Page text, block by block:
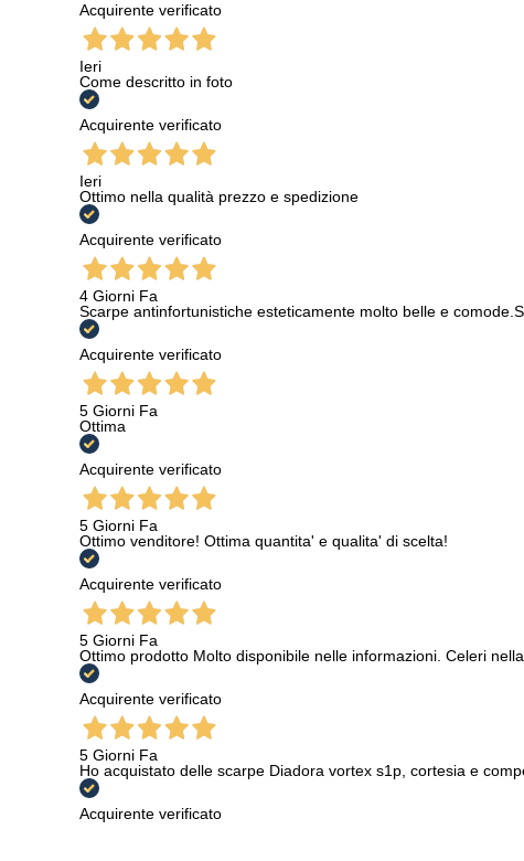
Acquirente verificato
Ieri
Come descritto in foto
Acquirente verificato
Ieri
Ottimo nella qualità prezzo e spedizione
Acquirente verificato
4 Giorni Fa
Scarpe antinfortunistiche esteticamente molto belle e
Acquirente verificato
5 Giorni Fa
Ottima
Acquirente verificato
5 Giorni Fa
Ottimo venditore! Ottima quantita' e qualita' di scelta!
Acquirente verificato
5 Giorni Fa
Ottimo prodotto Molto disponibile nelle informazioni. Celeri
Acquirente verificato
5 Giorni Fa
Ho acquistato delle scarpe Diadora vortex s1p, cortesia e
Acquirente verificato